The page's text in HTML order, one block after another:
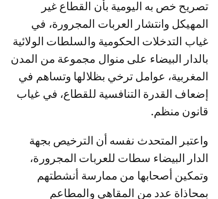
تصريح خص به اليومية بأن القطاع غير
المهيكل وانتشار العربات المجرورة، في
غياب التدخلات الحكومية والسلطات الولائية
بالدار البيضاء على منوال مجموعة من المدن
المغربية، عوامل ترخي بظلالها وتساهم في
إضعاف القدرة التنافسية للقطاع، في غياب
قانون منظم.
واعتبر المتحدث نفسه أن الترخيص بجهة
الدار البيضاء سطات للعربات المجرورة،
وتمكين أصحابها من ممارسة أنشطتهم
بمحاذاة عدد من المقاهي والمطاعم